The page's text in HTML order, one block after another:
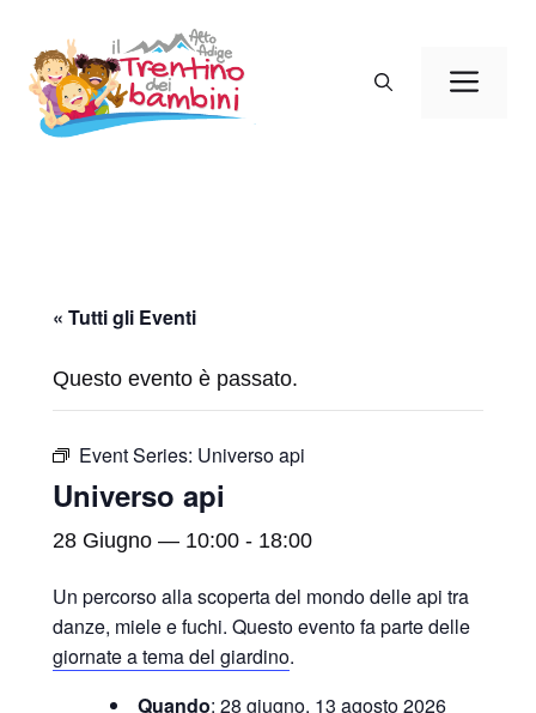
contenuto
« Tutti gli Eventi
Questo evento è passato.
Event Series: Universo api
Universo api
28 Giugno — 10:00 - 18:00
Un percorso alla scoperta del mondo delle api tra
danze, miele e fuchi. Questo evento fa parte delle
giornate a tema del giardino.
Quando: 28 giugno, 13 agosto 2026